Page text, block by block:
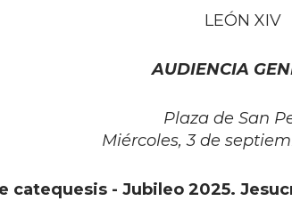
LEÓN XIV
AUDIENCIA
Plaza de San
Miércoles, 3 de
catequesis - Jubileo 2025.